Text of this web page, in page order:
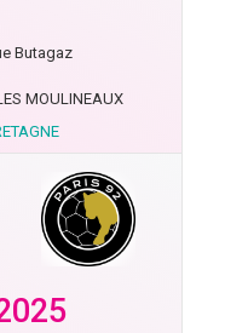
Butagaz
MOULINEAUX